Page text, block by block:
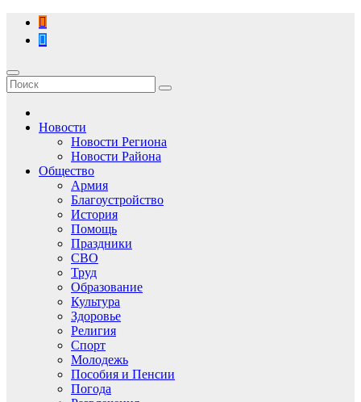
Перейти
содержимому
Новости
Новости Региона
Новости Района
Общество
Армия
Благоустройство
История
Помощь
Праздники
СВО
Труд
Образование
Культура
Здоровье
Религия
Спорт
Молодежь
Пособия и Пенсии
Погода